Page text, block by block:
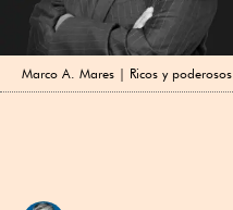
Marco A. Mares | Ricos y poderosos